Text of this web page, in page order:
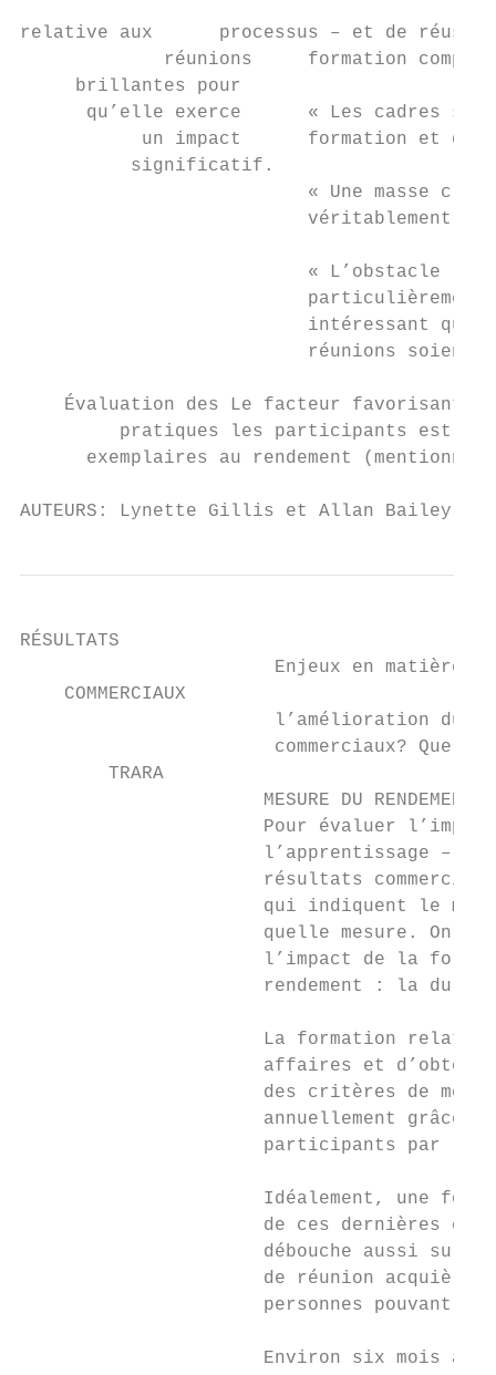
relative aux      processus – et de
réunions     formation
     brillantes pour
qu’elle exerce      « Les cadres
un impact      formation et
          significatif.
« Une masse
véritablement
« L’obstacle le
intéressant que
réunions soient
Évaluation des Le facteur favorisant
pratiques les participants est
exemplaires au rendement (mentionné
AUTEURS: Lynette Gillis et Allan
RÉSULTATS
Enjeux en matière
    COMMERCIAUX
l’amélioration du
commerciaux? Quels
        TRARA
MESURE DU RENDEMENT
Pour évaluer
l’apprentissage –
résultats
qui indiquent le
quelle mesure. On a
l’impact de la
rendement : la
La formation
affaires et
des critères de
annuellement grâce
participants par
Idéalement, une
de ces dernières en
débouche aussi sur
de réunion
personnes pouvant
Environ six mois